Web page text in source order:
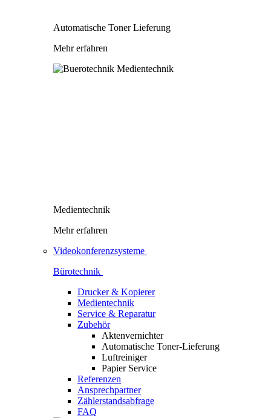
Automatische Toner Lieferung
Mehr erfahren
Medientechnik
Mehr erfahren
Videokonferenzsysteme
Bürotechnik
Drucker & Kopierer
Medientechnik
Service & Reparatur
Zubehör
Aktenvernichter
Automatische Toner-Lieferung
Luftreiniger
Papier Service
Referenzen
Ansprechpartner
Zählerstandsabfrage
FAQ